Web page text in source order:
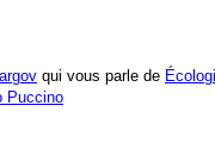
qui vous parle de
Puccino